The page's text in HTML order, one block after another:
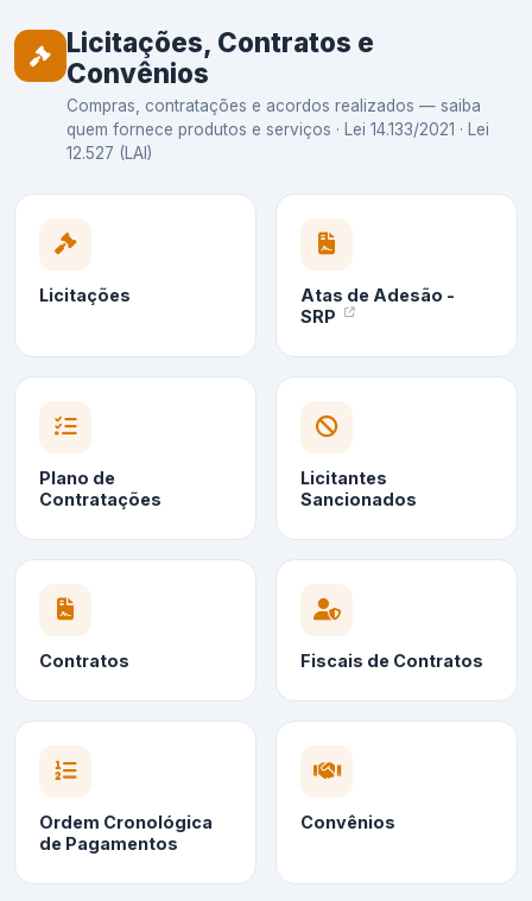
Licitações, Contratos e
Convênios
Compras, contratações e acordos realizados — saiba
quem fornece produtos e serviços · Lei 14.133/2021 · Lei
12.527 (LAI)
Licitações
Atas de Adesão -
SRP
Plano de
Contratações
Licitantes
Sancionados
Contratos Fiscais de Contratos
Ordem Cronológica
de Pagamentos
Convênios